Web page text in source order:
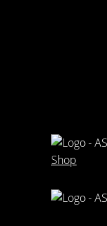
Shop